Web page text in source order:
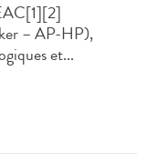
– AP-HP),
et...